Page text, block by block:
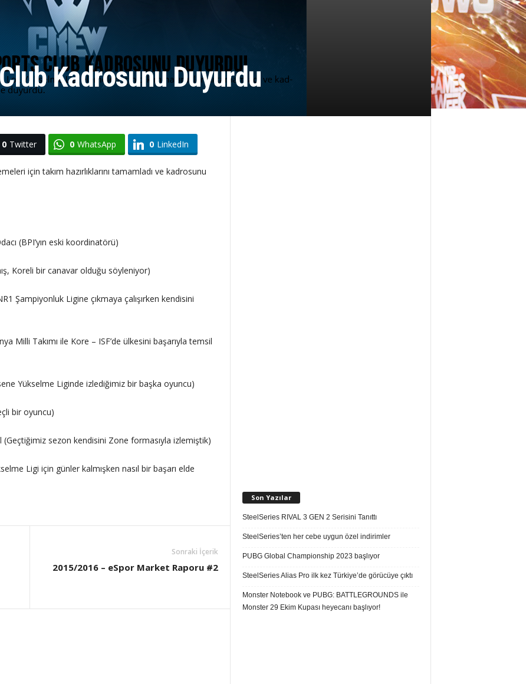
Kadrosunu Duyurdu
0 Twitter 0 WhatsApp 0 LinkedIn
için takım hazırlıklarını tamamladı ve kadrosunu
(BPI’yın eski koordinatörü)
Koreli bir canavar olduğu söyleniyor)
Şampiyonluk Ligine çıkmaya çalışırken kendisini
Milli Takımı ile Kore – ISF’de ülkesini başarıyla temsil
Yükselme Liginde izlediğimiz bir başka oyuncu)
bir oyuncu)
sezon kendisini Zone formasıyla izlemiştik)
Ligi için günler kalmışken nasıl bir başarı elde
Sonraki İçerik
2015/2016 – eSpor Market Raporu #2
Son Yazılar
SteelSeries RIVAL 3 GEN 2 Serisini Tanıttı
SteelSeries’ten her cebe uygun özel indirimler
PUBG Global Championship 2023 başlıyor
SteelSeries Alias Pro ilk kez Türkiye’de görücüye çıktı
Monster Notebook ve PUBG: BATTLEGROUNDS ile
Monster 29 Ekim Kupası heyecanı başlıyor!